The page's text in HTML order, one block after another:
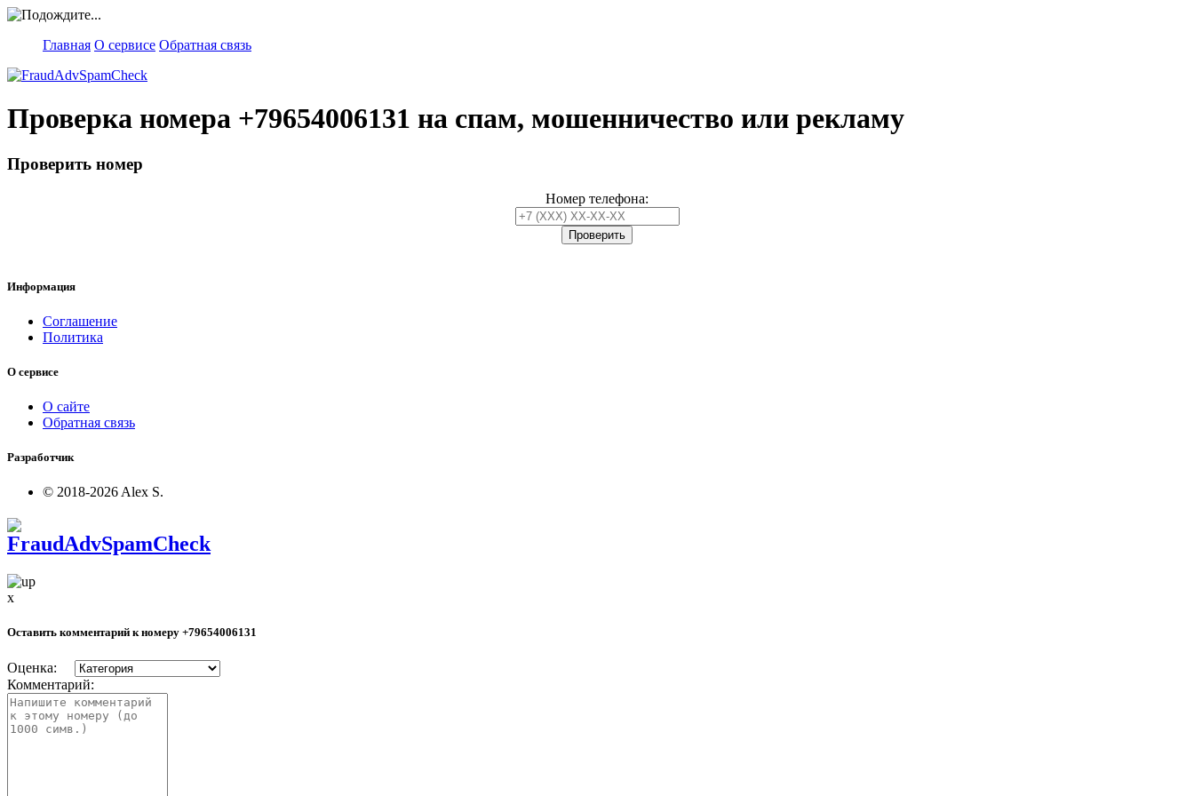
Главная О сервисе Обратная связь
Проверка номера +79654006131 на спам, мошенничество или рекламу
Проверить номер
Номер телефона:
Информация
Соглашение
Политика
О сервисе
О сайте
Обратная связь
Разработчик
© 2018-2026 Alex S.
x
Оставить комментарий к номеру +79654006131
Оценка:
Комментарий: